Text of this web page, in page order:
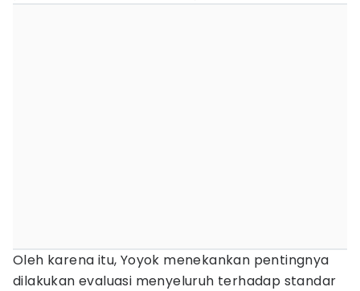
Oleh karena itu, Yoyok menekankan pentingnya
dilakukan evaluasi menyeluruh terhadap standar